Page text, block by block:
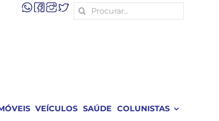
Search
for:
VEÍCULOS SAÚDE COLUNISTAS